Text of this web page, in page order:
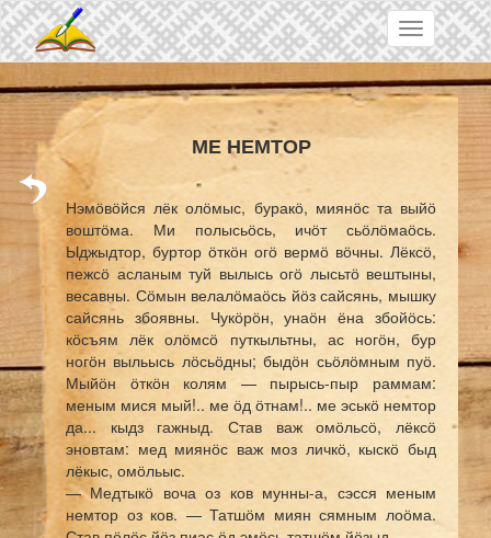
Skip to main content
Toggle
navigation
МЕ НЕМТОР
Нэмӧвӧйся лёк олӧмыс, буракӧ, миянӧс та выйӧ
воштӧма. Ми полысьӧсь, ичӧт сьӧлӧмаӧсь.
Ыджыдтор, буртор ӧткӧн огӧ вермӧ вӧчны. Лёксӧ,
пежсӧ асланым туй вылысь огӧ лысьтӧ вештыны,
весавны. Сӧмын велалӧмаӧсь йӧз сайсянь, мышку
сайсянь збоявны. Чукӧрӧн, унаӧн ёна збойӧсь:
кӧсъям лёк олӧмсӧ путкыльтны, ас ногӧн, бур
ногӧн выльысь лӧсьӧдны; быдӧн сьӧлӧмным пуӧ.
Мыйӧн ӧткӧн колям — пырысь-пыр раммам:
меным мися мый!.. ме ӧд ӧтнам!.. ме эськӧ немтор
да... кыдз гажныд. Став важ омӧльсӧ, лёксӧ
эновтам: мед миянӧс важ моз личкӧ, кыскӧ быд
лёкыс, омӧльыс.
— Медтыкӧ воча оз ков мунны-а, сэсся меным
немтор оз ков. — Татшӧм миян сямным лоӧма.